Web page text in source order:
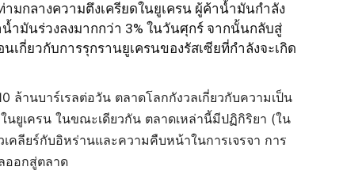
มกลางความตึงเครียดในยูเครน ผู้ค้าน้ำมันกำลัง
ำมันร่วงลงมากกว่า 3% ในวันศุกร์ จากนั้นกลับสู่
เกี่ยวกับการรุกรานยูเครนของรัสเซียที่กำลังจะเกิด
ล้านบาร์เรลต่อวัน ตลาดโลกกังวลเกี่ยวกับความเป็น
นยูเครน ในขณะเดียวกัน ตลาดเหล่านี้มีปฏิกิริยา (ใน
คลียร์กับอิหร่านและความคืบหน้าในการเจรจา การ
ออกสู่ตลาด